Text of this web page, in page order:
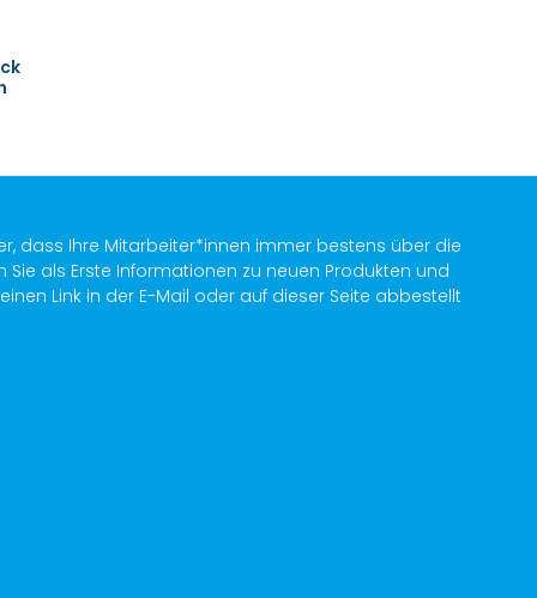
um die Anzahl zu erhöhen
dass Ihre Mitarbeiter*innen immer bestens über die
als Erste Informationen zu neuen Produkten und
Link in der E-Mail oder auf dieser Seite abbestellt